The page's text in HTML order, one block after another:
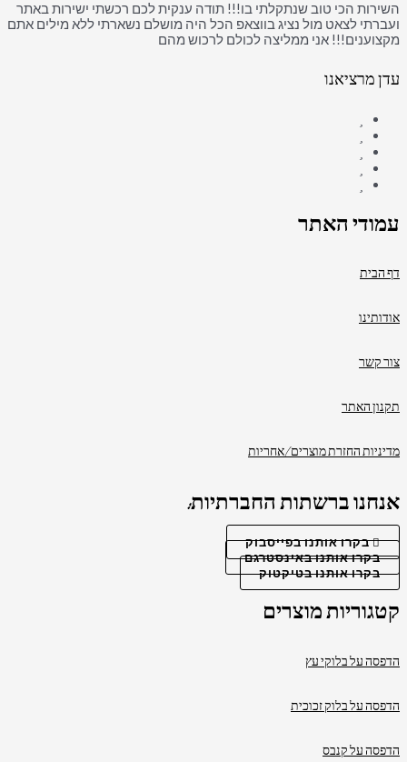
השירות הכי טוב שנתקלתי בו!!! תודה ענקית לכם רכשתי ישירות באתר
ועברתי לצאט מול נציג בווצאפ הכל היה מושלם נשארתי ללא מילים אתם
מקצוענים!!! אני ממליצה לכולם לרכוש מהם
עדן מרציאנו
עמודי האתר
דף הבית
אודותינו
צור קשר
תקנון האתר
מדיניות החזרת מוצרים/אחריות
אנחנו ברשתות החברתיות:
בקרו אותנו בפייסבוק
בקרו אותנו באינסטרגם
בקרו אותנו בטיקטוק
קטגוריות מוצרים
הדפסה על בלוקי עץ
הדפסה על בלוק זכוכית
הדפסה על קנבס